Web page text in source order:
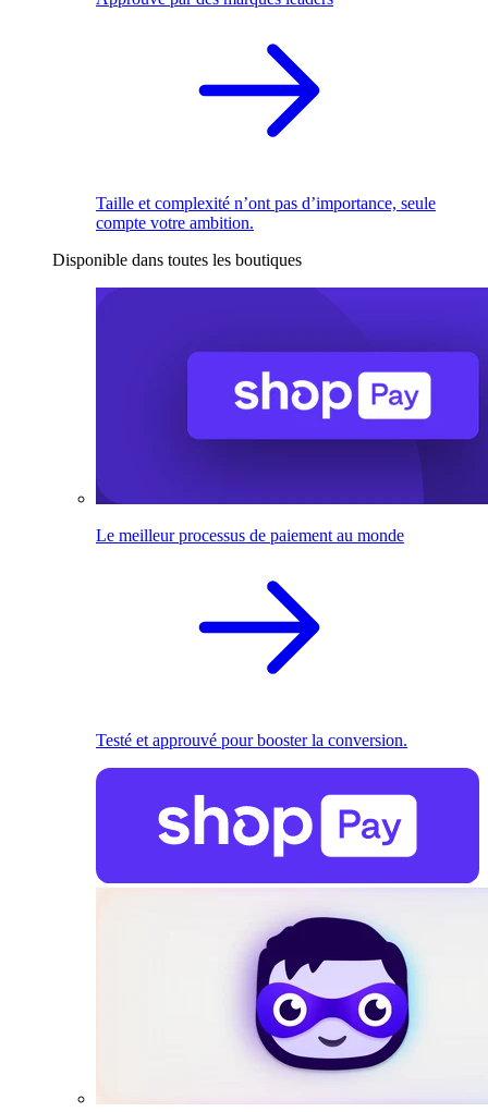
Taille et complexité n’ont pas d’importance, seule
compte votre ambition.
Disponible dans toutes les boutiques
Le meilleur processus de paiement au monde
Testé et approuvé pour booster la conversion.